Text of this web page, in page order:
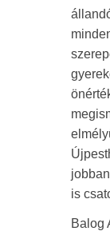
is
Balog